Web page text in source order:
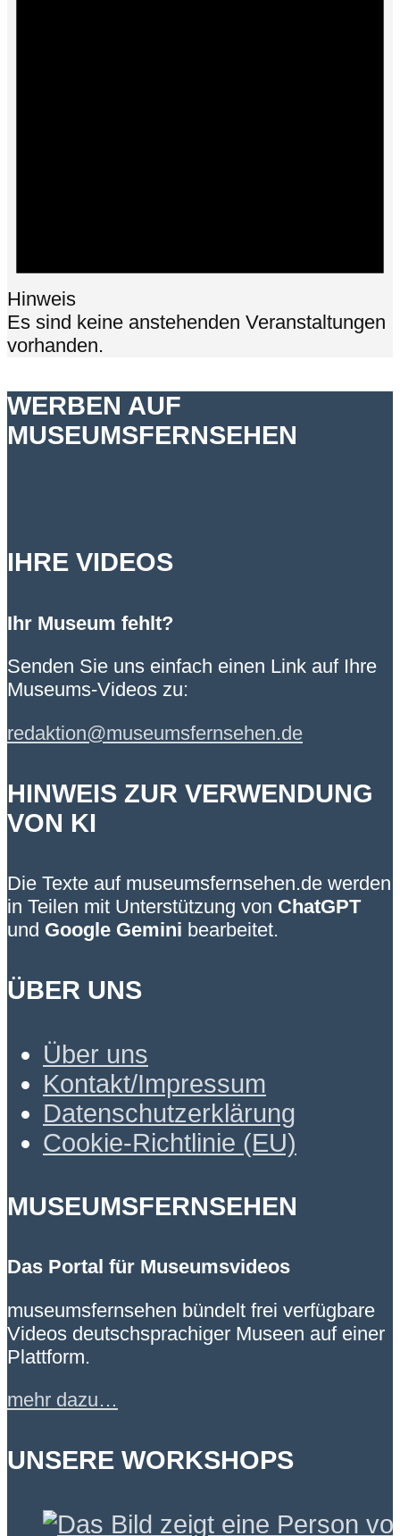
Hinweis
Es sind keine anstehenden Veranstaltungen
vorhanden.
WERBEN AUF
MUSEUMSFERNSEHEN
IHRE VIDEOS
Ihr Museum fehlt?
Senden Sie uns einfach einen Link auf Ihre
Museums-Videos zu:
redaktion@museumsfernsehen.de
HINWEIS ZUR VERWENDUNG
VON KI
Die Texte auf museumsfernsehen.de werden
in Teilen mit Unterstützung von ChatGPT
und Google Gemini bearbeitet.
ÜBER UNS
Über uns
Kontakt/Impressum
Datenschutzerklärung
Cookie-Richtlinie (EU)
MUSEUMSFERNSEHEN
Das Portal für Museumsvideos
museumsfernsehen bündelt frei verfügbare
Videos deutschsprachiger Museen auf einer
Plattform.
mehr dazu…
UNSERE WORKSHOPS